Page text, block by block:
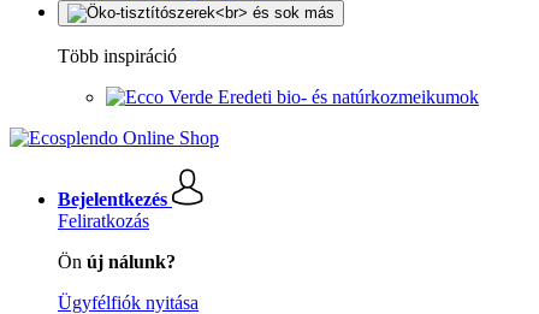
Több inspiráció
Eredeti bio- és natúrkozmeikumok
Bejelentkezés
Feliratkozás
Ön új nálunk?
Ügyfélfiók nyitása